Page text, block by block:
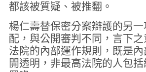
都該被質疑、被推翻。
楊仁壽替保密分案辯護的另
配，與公開審判不同，言下
法院的內部運作規則，既是
開透明，非最高法院的人包